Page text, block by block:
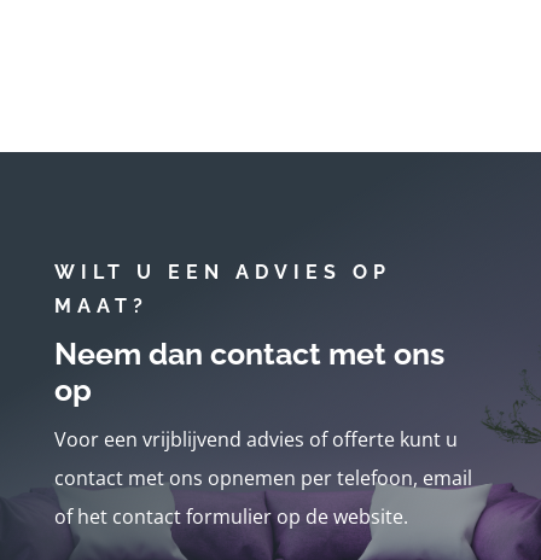
WILT U EEN ADVIES OP
MAAT?
Neem dan contact met ons
op
Voor een vrijblijvend advies of offerte kunt u
contact met ons opnemen per telefoon, email
of het contact formulier op de website.